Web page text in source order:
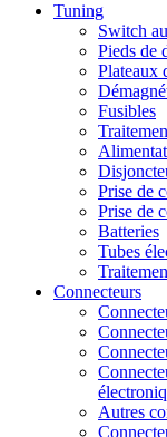
Tuning
Switch
Pieds de
Plateaux
Fusibles
Prise de
Prise de
Batteries
Tubes
Connecteurs
Autres